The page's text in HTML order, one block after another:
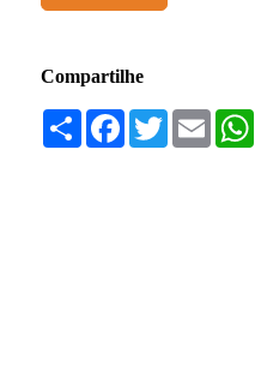
Compartilhe
Compartilhar
Facebook
TwitterEmail